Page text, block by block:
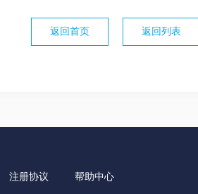
返回首页 返回列表
注册协议 帮助中心